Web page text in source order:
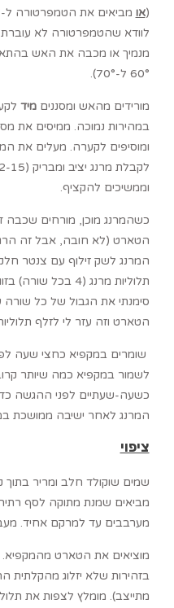
(או
מנמיך או מכבה את האש
60° ל-70°).
מורידים מהאש ומסנניםמיד
ומוסיפים לקערה. מעלים את
וממשיכים להקציף.
כשהמרנג מוכן, מורחים שכבה
הטארט (לא חובה, אבל זה
סימנתי את הגבול של כל שורה
הטארט וזה עזר לי לזלף
שומרים במקפיא כחצי שעה
לשמור במקפיא כמה שיותר
כשעה-שעתיים לפני ההגשה
המרנג לאחר ישיבה ממושכת
ציפוי
שמים שוקולד חלב ומריר
מביאים שמנת מתוקה לסף
מערבבים עד למרקם אחיד.
מוציאים את הטארט מהמקפיא.
בזהירות שלא יזלוג מהקלתית
מתייצב). מומלץ לצפות את